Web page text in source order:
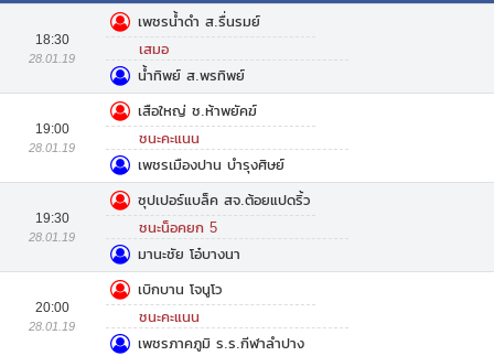
18:30
28.01.19
เพชรน้ำดำ ส.รื่นรมย์
เสมอ
น้ำทิพย์ ส.พรทิพย์
19:00
28.01.19
เสือใหญ่ ช.ห้าพยัคฆ์
ชนะคะแนน
เพชรเมืองปาน บำรุงศิษย์
19:30
28.01.19
ซุปเปอร์แบล็ค สจ.ต้อยแปดริ้ว
ชนะน็อคยก 5
มานะชัย โอ๋บางนา
20:00
28.01.19
เบิกบาน โจนูโว
ชนะคะแนน
เพชรภาคภูมิ ร.ร.กีฬาลำปาง